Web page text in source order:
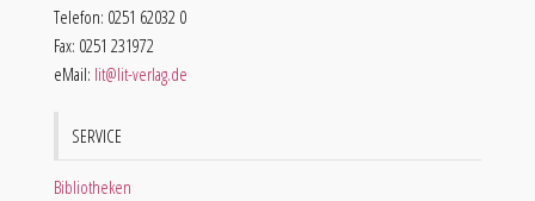
Telefon: 0251 62032 0
Fax: 0251 231972
eMail: lit@lit-verlag.de
SERVICE
Bibliotheken